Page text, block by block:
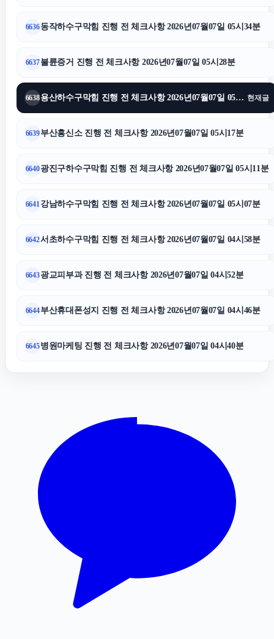
흥신소
채무통합대환대출
인스타그램 팔로워 구매
의정부형사전문변호사
6636동작하수구막힘 진행 전 체크사항 2026년07월07일 05시34분
6637불륜증거 진행 전 체크사항 2026년07월07일 05시28분
6638 용산하수구막힘 진행 전 체크사항 2026년07월07일 05시22분 현재글
6639부산흥신소 진행 전 체크사항 2026년07월07일 05시17분
6640광진구하수구막힘 진행 전 체크사항 2026년07월07일 05시11분
6641 강남하수구막힘 진행 전 체크사항 2026년07월07일 05시07분
6642서초하수구막힘 진행 전 체크사항 2026년07월07일 04시58분
6643광교피부과 진행 전 체크사항 2026년07월07일 04시52분
6644부산휴대폰성지 진행 전 체크사항 2026년07월07일 04시46분
6645병원마케팅 진행 전 체크사항 2026년07월07일 04시40분